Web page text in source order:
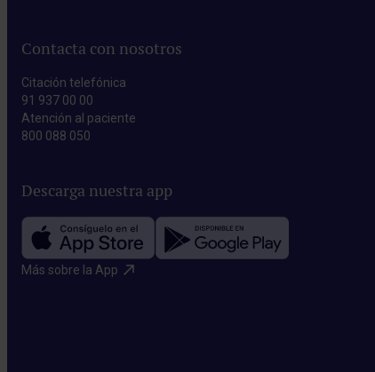
Contacta con nosotros
Citación telefónica
91 937 00 00
Atención al paciente
800 088 050
Descarga nuestra app
Más sobre la App​